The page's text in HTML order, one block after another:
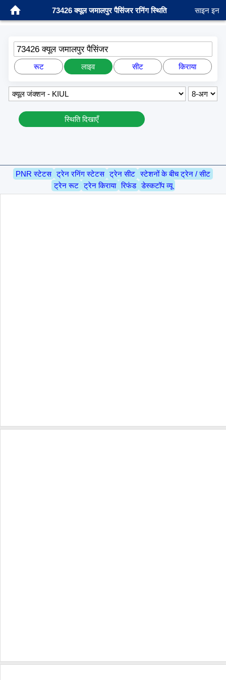
73426 क्यूल जमालपुर पैसिंजर रनिंग स्थिति साइन इन
73426 क्यूल जमालपुर पैसिंजर
रूट लाइव सीट किराया
स्थिति दिखाएँ
PNR स्टेटस ट्रेन रनिंग स्टेटस ट्रेन सीट स्टेशनों के बीच ट्रेन / सीट
ट्रेन रूट ट्रेन किराया रिफंड डेस्कटॉप व्यू